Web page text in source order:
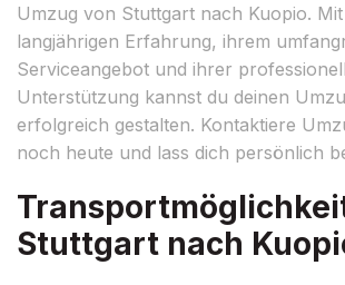
Umzug von Stuttgart nach Kuopio.
langjährigen Erfahrung, ihrem
Serviceangebot und ihrer
Unterstützung kannst du deinen
erfolgreich gestalten. Kontaktiere
noch heute und lass dich persönlich
Stuttgart nach